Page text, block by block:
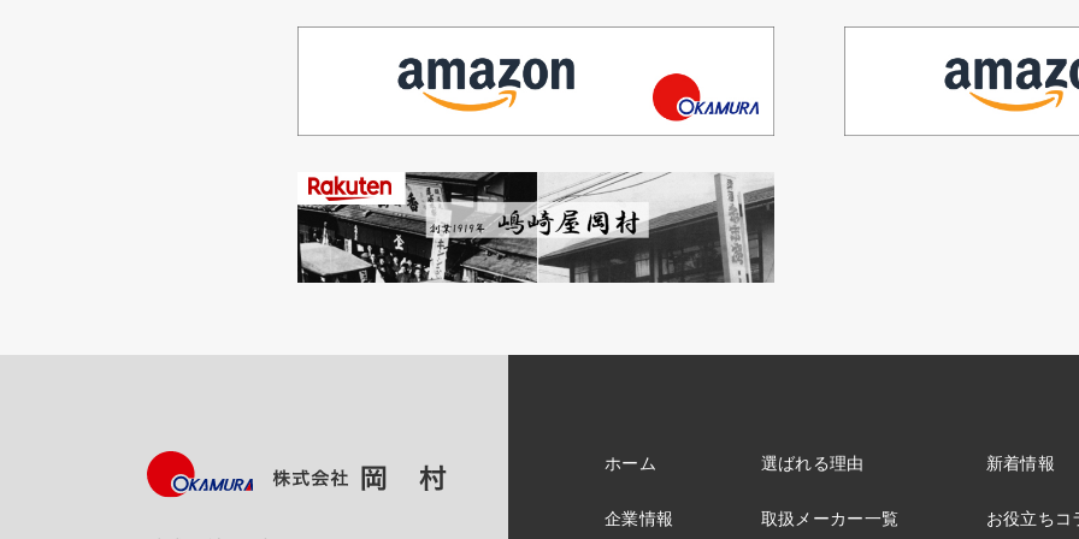
ホーム
企業情報
選ばれる理由
取扱メーカー一覧
新着情報
お役立ちコ